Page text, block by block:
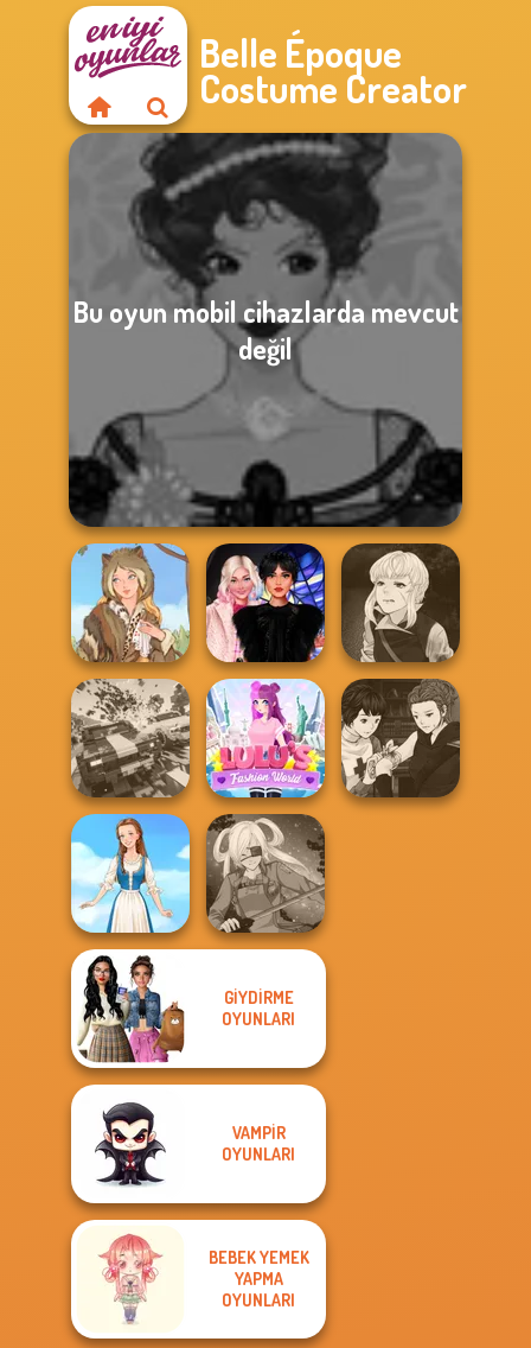
Belle Époque
Costume Creator
Bu oyun mobil cihazlarda mevcut
değil
Grimm Beauty
Wednesday
Besties Fun Day
Manga Creator
Vampire Hunter
P...
Carnage Battle
Arena
Lulus Fashion
World
Folklore Fashion
GIYDIRME
OYUNLARI
VAMPIR
OYUNLARI
BEBEK YEMEK
YAPMA
OYUNLARI